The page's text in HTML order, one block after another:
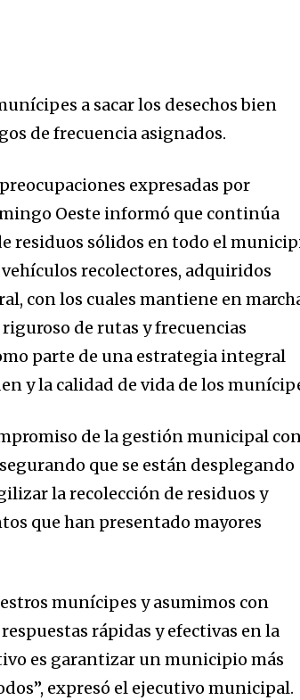
a sacar los desechos bien
de frecuencia asignados.
expresadas por
Oeste informó que continúa
residuos sólidos en todo el
recolectores, adquiridos
con los cuales mantiene en
de rutas y frecuencias
parte de una estrategia integral
y la calidad de vida de los
de la gestión municipal
que se están desplegando
la recolección de residuos y
que han presentado mayores
munícipes y asumimos con
rápidas y efectivas en la
es garantizar un municipio más
expresó el ejecutivo municipal.